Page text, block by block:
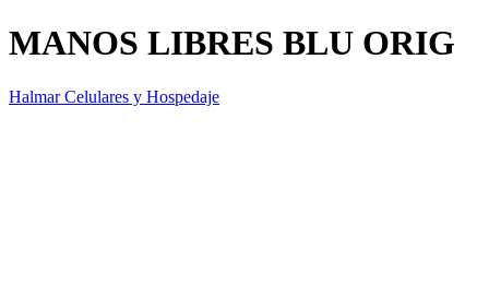
MANOS LIBRES BLU ORIG
Halmar Celulares y Hospedaje